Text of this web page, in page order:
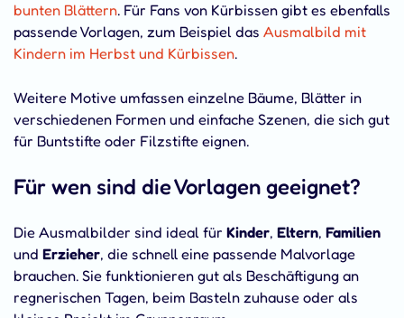
bunten Blättern. Für Fans von Kürbissen gibt es ebenfalls
passende Vorlagen, zum Beispiel das Ausmalbild mit
Kindern im Herbst und Kürbissen.
Weitere Motive umfassen einzelne Bäume, Blätter in
verschiedenen Formen und einfache Szenen, die sich gut
für Buntstifte oder Filzstifte eignen.
Für wen sind die Vorlagen geeignet?
Die Ausmalbilder sind ideal für Kinder, Eltern, Familien
und Erzieher, die schnell eine passende Malvorlage
brauchen. Sie funktionieren gut als Beschäftigung an
regnerischen Tagen, beim Basteln zuhause oder als